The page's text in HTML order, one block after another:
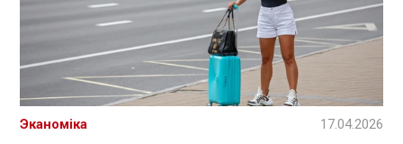
Эканоміка 17.04.2026